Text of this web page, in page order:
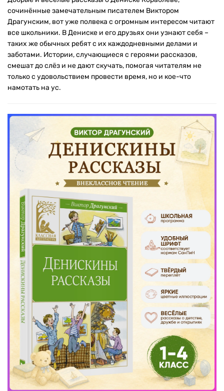
сочинённые замечательным писателем Виктором
Драгунским, вот уже полвека с огромным интересом читают
все школьники. В Дениске и его друзьях они узнают себя –
таких же обычных ребят с их каждодневными делами и
заботами. Истории, случающиеся с героями рассказов,
смешат до слёз и не дают скучать, помогая читателям не
только с удовольствием провести время, но и кое-что
намотать на ус.